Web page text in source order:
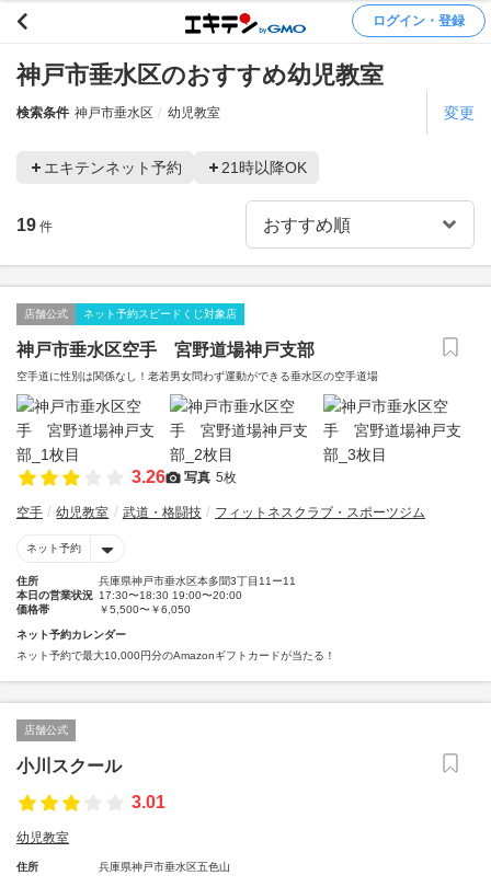
ログイン・登録
神戸市垂水区のおすすめ幼児教室
検索条件 神戸市垂水区 幼児教室 変更
エキテンネット予約 21時以降OK
19 件
店舗公式 ネット予約スピードくじ対象店
神戸市垂水区空手 宮野道場神戸支部
空手道に性別は関係なし！老若男女問わず運動ができる垂水区の空手道場
3.26 写真 5枚
空手 幼児教室 武道・格闘技 フィットネスクラブ・スポーツジム
ネット予約
住所
兵庫県神戸市垂水区本多聞3丁目11ー11
本日の営業状況 17:30〜18:30 19:00〜20:00
価格帯
￥5,500〜￥6,050
ネット予約カレンダー
ネット予約で最大10,000円分のAmazonギフトカードが当たる！
店舗公式
小川スクール
3.01
幼児教室
住所 兵庫県神戸市垂水区五色山